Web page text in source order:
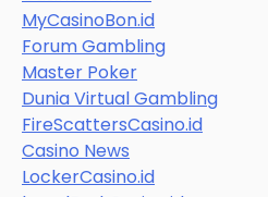
MyCasinoBon.id
Forum Gambling
Master Poker
Dunia Virtual Gambling
FireScattersCasino.id
Casino News
LockerCasino.id